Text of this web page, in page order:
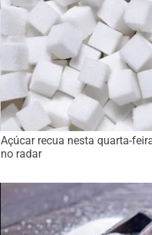
Açúcar recua nesta quarta-
no radar